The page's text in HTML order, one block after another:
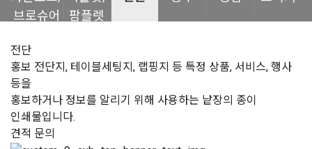
브로슈어
팜플렛
전단
홍보 전단지, 테이블세팅지, 랩핑지 등 특정 상품, 서비스, 행사
등을
홍보하거나 정보를 알리기 위해 사용하는 낱장의 종이
인쇄물입니다.
견적 문의